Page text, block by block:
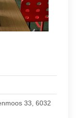
33, 6032